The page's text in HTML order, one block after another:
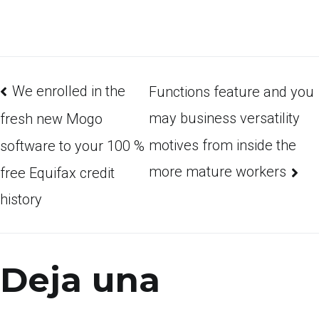
We enrolled in the
fresh new Mogo
software to your 100 %
free Equifax credit
history
Functions feature and you
may business versatility
motives from inside the
more mature workers
Deja una